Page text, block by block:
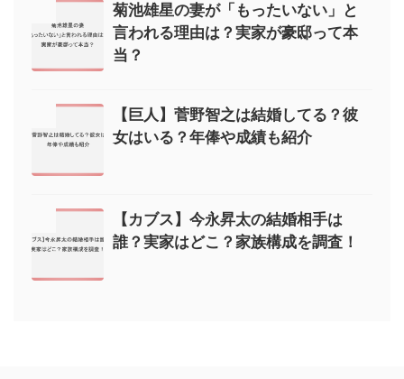
菊池雄星の妻が「もったいない」と
言われる理由は？実家が豪邸って本
当？
【巨人】菅野智之は結婚してる？彼
女はいる？年俸や成績も紹介
【カブス】今永昇太の結婚相手は
誰？実家はどこ？家族構成を調査！